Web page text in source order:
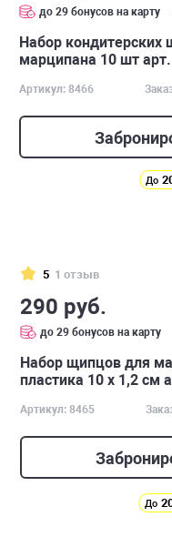
до 29 бонусов на карту
Набор кондитерских
марципана 10 шт
Артикул: 8466
До
5 1 отзыв
290 руб.
до 29 бонусов на карту
Набор щипцов для
пластика 10 x 1,2 см
Артикул: 8465
До